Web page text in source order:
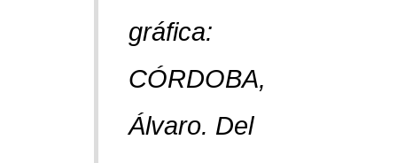
gráfica:
CÓRDOBA,
Álvaro. Del